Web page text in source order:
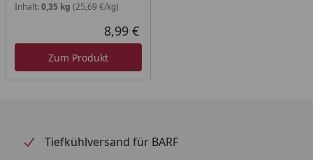
Inhalt: 0,35 kg (25,69 €/kg)
Aktueller Preis
8,99 €
Zum Produkt
Tiefkühlversand für BARF